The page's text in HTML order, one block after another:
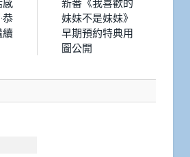
感
恭
續
新番《我喜歡的
妹妹不是妹妹》
早期預約特典用
圖公開